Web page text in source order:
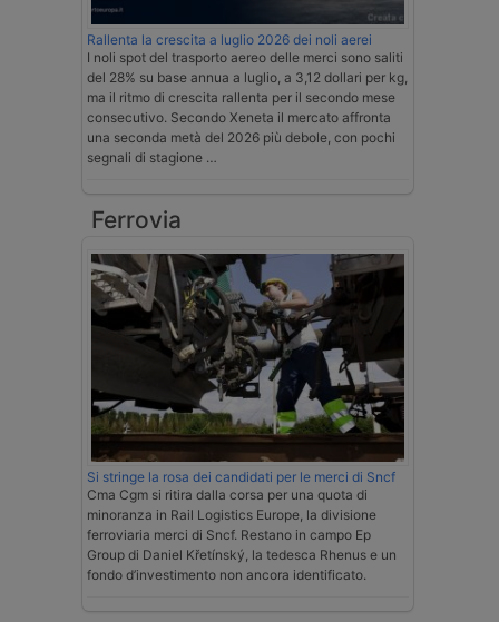
Rallenta la crescita a luglio 2026 dei noli aerei
I noli spot del trasporto aereo delle merci sono saliti
del 28% su base annua a luglio, a 3,12 dollari per kg,
ma il ritmo di crescita rallenta per il secondo mese
consecutivo. Secondo Xeneta il mercato affronta
una seconda metà del 2026 più debole, con pochi
segnali di stagione …
Ferrovia
Si stringe la rosa dei candidati per le merci di Sncf
Cma Cgm si ritira dalla corsa per una quota di
minoranza in Rail Logistics Europe, la divisione
ferroviaria merci di Sncf. Restano in campo Ep
Group di Daniel Křetínský, la tedesca Rhenus e un
fondo d’investimento non ancora identificato.